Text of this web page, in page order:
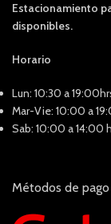
Estacionamiento
disponibles.
Horario
Lun: 10:30 a
Mar-Vie: 10:00 a
Sab: 10:00 a 14:00
Métodos de pago